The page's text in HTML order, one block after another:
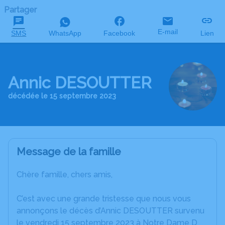
Partager
SMS WhatsApp Facebook E-mail Lien
Annic DESOUTTER
décédée le 15 septembre 2023
Message de la famille
Chère famille, chers amis,
C’est avec une grande tristesse que nous vous
annonçons le décès d’Annic DESOUTTER survenu
le vendredi 15 septembre 2023 à Notre Dame D